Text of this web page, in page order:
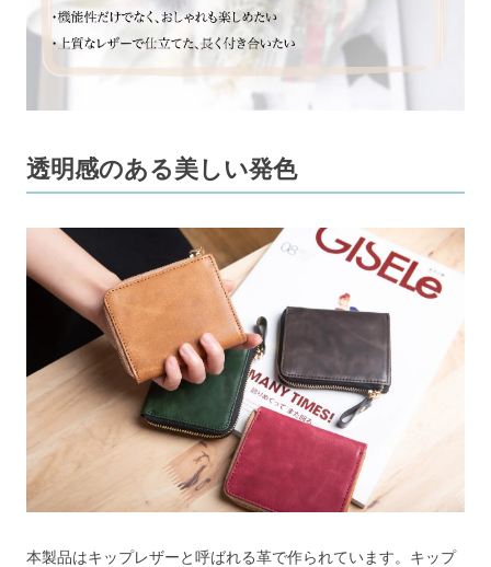
透明感のある美しい発色
本製品はキップレザーと呼ばれる革で作られています。キップ